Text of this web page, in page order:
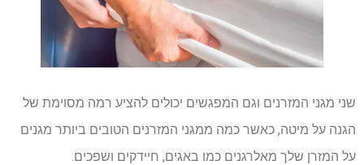
שני מגני המזרנים וגם המפגשים יכולים להציע רמה מסוימת של
הגנה על מיטה, כאשר כמה ממגני המזרנים הטובים ביותר מגנים
על המזרן שלך מאלרגנים כמו באגים, חיידקים ושפכים.